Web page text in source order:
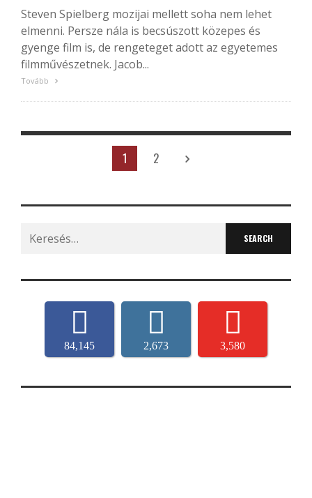
Steven Spielberg mozijai mellett soha nem lehet
elmenni. Persze nála is becsúszott közepes és
gyenge film is, de rengeteget adott az egyetemes
filmművészetnek. Jacob...
Tovább
1 2
Search
for:
84,145 2,673 3,580